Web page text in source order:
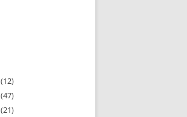
(12)
(47)
(21)